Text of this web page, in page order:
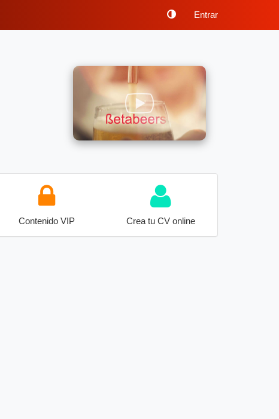
Entrar
Contenido VIP Crea tu CV online